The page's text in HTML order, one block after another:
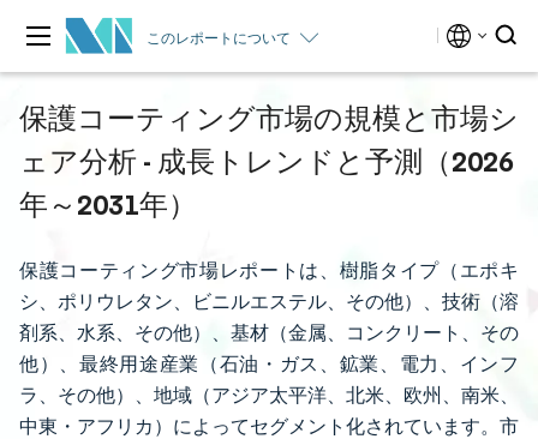
このレポートについて
保護コーティング市場の規模と市場シ
ェア分析 - 成長トレンドと予測（2026
年～2031年）
保護コーティング市場レポートは、樹脂タイプ（エポキ
シ、ポリウレタン、ビニルエステル、その他）、技術（溶
剤系、水系、その他）、基材（金属、コンクリート、その
他）、最終用途産業（石油・ガス、鉱業、電力、インフ
ラ、その他）、地域（アジア太平洋、北米、欧州、南米、
中東・アフリカ）によってセグメント化されています。市